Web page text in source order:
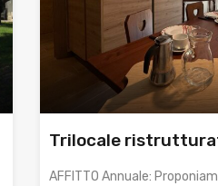
Trilocale
AFFITTO Annuale: